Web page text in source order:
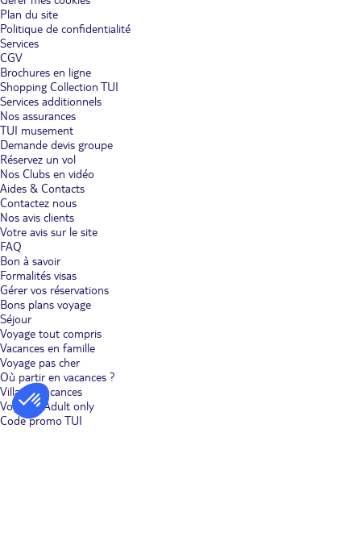
Plan du site
Politique de confidentialité
Services
CGV
Brochures en ligne
Shopping Collection TUI
Services additionnels
Nos assurances
TUI musement
Demande devis groupe
Réservez un vol
Nos Clubs en vidéo
Aides & Contacts
Contactez nous
Nos avis clients
Votre avis sur le site
FAQ
Bon à savoir
Formalités visas
Gérer vos réservations
Bons plans voyage
Séjour
Voyage tout compris
Vacances en famille
Voyage pas cher
Où partir en vacances ?
Villages vacances
Voyages Adult only
Code promo TUI